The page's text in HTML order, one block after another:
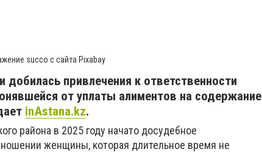
succo с сайта Pixabay
привлечения к ответственности
от уплаты алиментов на содержание
inAstana.kz.
района в 2025 году начато досудебное
женщины, которая длительное время не